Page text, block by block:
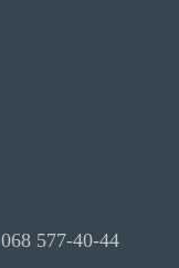
068 577-40-44